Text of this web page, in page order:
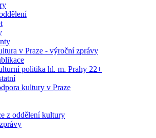
v Praze - výroční zprávy
politika hl. m. Prahy 22+
kultury v Praze
z oddělení kultury